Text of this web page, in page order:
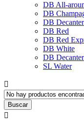
DB All-
DB
DB Decanter
DB Red
DB Red
DB White
DB Decanter
SL Water

Buscar
